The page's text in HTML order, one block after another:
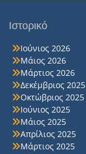
Ιστορικό
Ιούνιος 2026
Μάιος 2026
Μάρτιος 2026
Δεκέμβριος 2025
Οκτώβριος 2025
Ιούνιος 2025
Μάιος 2025
Απρίλιος 2025
Μάρτιος 2025